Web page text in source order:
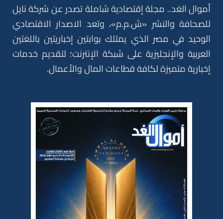
أموال الغد.. مجلة إقتصادية شاملة تصدر عن شركة نايل
للصحافة والنشر «ش.م.م»، وتعد الاصدار الاقتصادي
الوحيد في مصر الذي يمتلك بوابتين إخباريتين باللغتين
العربية والإنجليزية على شبكة الإنترنت؛ لتقديم خدمات
إخبارية متميزة لكافة قطاعات المال والأعمال.